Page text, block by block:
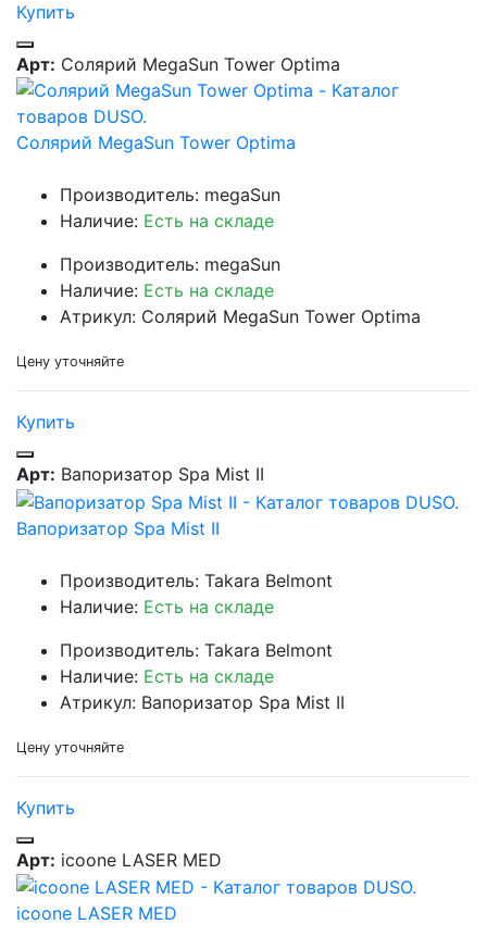
Купить
Арт: Солярий MegaSun Tower Optima
Солярий MegaSun Tower Optima
Производитель: megaSun
Наличие: Есть на складе
Производитель: megaSun
Наличие: Есть на складе
Атрикул: Солярий MegaSun Tower Optima
Цену уточняйте
Купить
Арт: Вапоризатор Spa Mist II
Вапоризатор Spa Mist II
Производитель: Takara Belmont
Наличие: Есть на складе
Производитель: Takara Belmont
Наличие: Есть на складе
Атрикул: Вапоризатор Spa Mist II
Цену уточняйте
Купить
Арт: icoone LASER MED
icoone LASER MED